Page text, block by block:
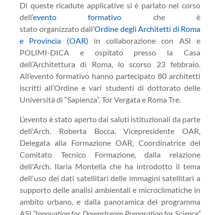
Di queste ricadute applicative si è parlato nel corso
dell’evento formativo che è
stato organizzato dall’Ordine degli Architetti di Roma
e Provincia (OAR) in collaborazione con ASI e
POLIMI-DICA e ospitato presso la Casa
dell’Architettura di Roma, lo scorso 23 febbraio.
All’evento formativo hanno partecipato 80 architetti
iscritti all’Ordine e vari studenti di dottorato delle
Università di “Sapienza”, Tor Vergata e Roma Tre.
L’evento è stato aperto dai saluti istituzionali da parte
dell'Arch. Roberta Bocca, Vicepresidente OAR,
Delegata alla Formazione OAR, Coordinatrice del
Comitato Tecnico Formazione, dalla relazione
dell'Arch. Ilaria Montella che ha introdotto il tema
dell'uso dei dati satellitari delle immagini satellitari a
supporto delle analisi ambientali e microclimatiche in
ambito urbano, e dalla panoramica del programma